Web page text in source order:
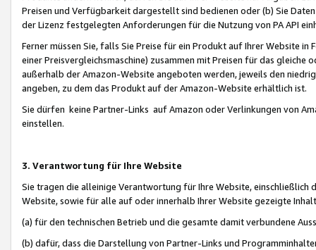
Preisen und Verfügbarkeit dargestellt sind bedienen oder (b) Sie
der Lizenz festgelegten Anforderungen für die Nutzung von PA API
Ferner müssen Sie, falls Sie Preise für ein Produkt auf Ihrer Website
einer Preisvergleichsmaschine) zusammen mit Preisen für das
außerhalb der Amazon-Website angeboten werden, jeweils den
angeben, zu dem das Produkt auf der Amazon-Website erhältlich ist.
Sie dürfen keine Partner-Links auf Amazon oder Verlinkungen von
einstellen.
3. Verantwortung für Ihre Website
Sie tragen die alleinige Verantwortung für Ihre Website,
Website, sowie für alle auf oder innerhalb Ihrer Website gezeigte
(a) für den technischen Betrieb und die gesamte damit verbundene
(b) dafür, dass die Darstellung von Partner-Links und